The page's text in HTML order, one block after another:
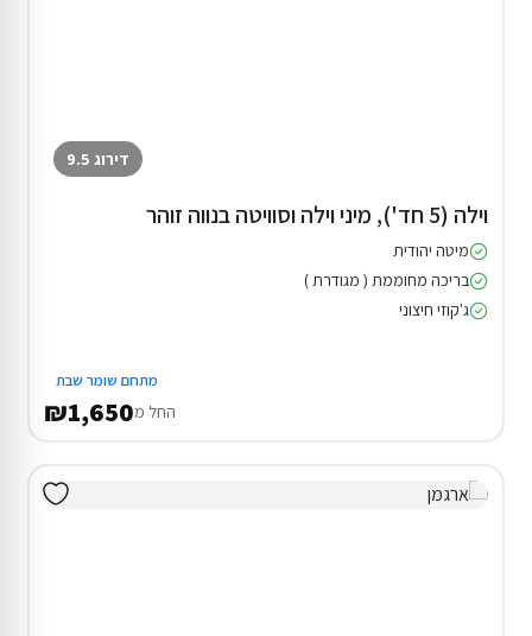
דירוג 9.5
וילה (5 חד'), מיני וילה וסוויטה בנווה זוהר
מיטה יהודית
בריכה מחוממת ( מגודרת )
ג'קוזי חיצוני
מתחם שומר שבת
החל מ₪1,650